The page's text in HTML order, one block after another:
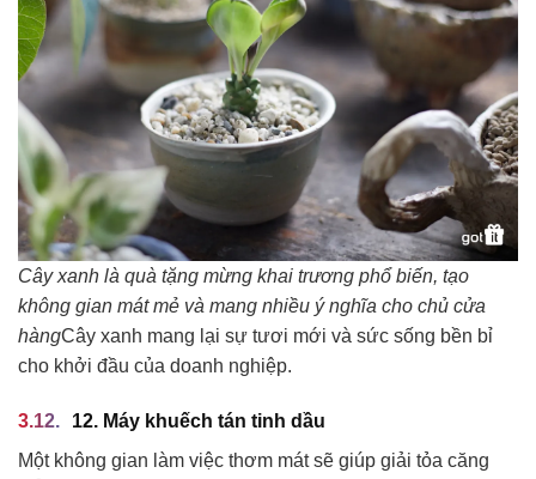
Cây xanh là quà tặng mừng khai trương phổ biến, tạo
không gian mát mẻ và mang nhiều ý nghĩa cho chủ cửa
hàngCây xanh mang lại sự tươi mới và sức sống bền bỉ
cho khởi đầu của doanh nghiệp.
12. Máy khuếch tán tinh dầu
Một không gian làm việc thơm mát sẽ giúp giải tỏa căng